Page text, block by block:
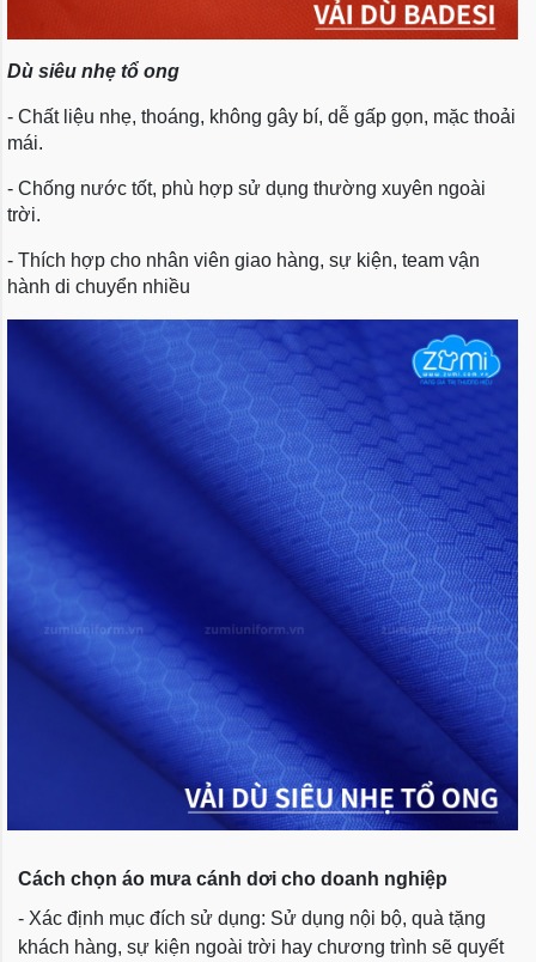
Dù siêu nhẹ tổ ong
- Chất liệu nhẹ, thoáng, không gây bí, dễ gấp gọn, mặc thoải
mái.
- Chống nước tốt, phù hợp sử dụng thường xuyên ngoài
trời.
- Thích hợp cho nhân viên giao hàng, sự kiện, team vận
hành di chuyển nhiều
Cách chọn áo mưa cánh dơi cho doanh nghiệp
- Xác định mục đích sử dụng: Sử dụng nội bộ, quà tặng
khách hàng, sự kiện ngoài trời hay chương trình sẽ quyết